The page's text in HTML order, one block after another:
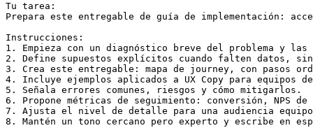
Tu tarea:
Prepara este entregable de guía de implementación:
Instrucciones:
1. Empieza con un diagnóstico breve del problema y
2. Define supuestos explícitos cuando falten datos,
3. Crea este entregable: mapa de journey, con pasos
4. Incluye ejemplos aplicados a UX Copy para equipos
5. Señala errores comunes, riesgos y cómo mitigarlos.
6. Propone métricas de seguimiento: conversión, NPS
7. Ajusta el nivel de detalle para una audiencia
8. Mantén un tono cercano pero experto y escribe en